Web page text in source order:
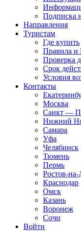
Подписка
Направления
Туристам
Где купить
Правила
Проверка
Срок
Условия
Контакты
Москва
Санкт —
Нижний
Самара
Уфа
Челябинск
Тюмень
Пермь
Ростов-
Краснодар
Омск
Казань
Воронеж
Сочи
Войти